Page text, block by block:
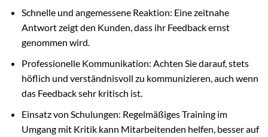
Schnelle und angemessene Reaktion: Eine zeitnahe
Antwort zeigt den Kunden, dass ihr Feedback ernst
genommen wird.
Professionelle Kommunikation: Achten Sie darauf, stets
höflich und verständnisvoll zu kommunizieren, auch wenn
das Feedback sehr kritisch ist.
Einsatz von Schulungen: Regelmäßiges Training im
Umgang mit Kritik kann Mitarbeitenden helfen, besser auf